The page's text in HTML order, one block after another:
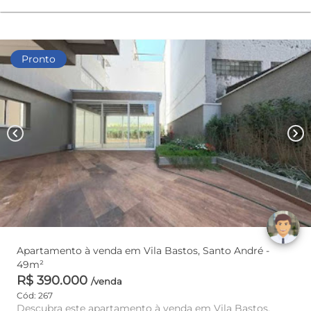
Pronto
chevron_left chevron_right
Apartamento à venda em Vila Bastos, Santo André -
49m²
R$ 390.000 /venda
Cód: 267
Descubra este apartamento à venda em Vila Bastos,